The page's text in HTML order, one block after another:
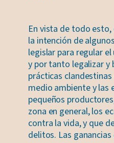
En vista de todo esto,
la intención de
legislar para regular
y por tanto legalizar y
prácticas
medio ambiente y las
pequeños
zona en general, los
contra la vida, y que
delitos. Las